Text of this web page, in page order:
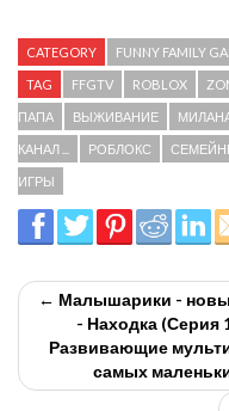
CATEGORY FUNNY FAMILY
TAG FFGTV ROBLOX
ПАПА ВЫЖИВАНИЕ
КАНАЛ ... РОБЛОКС
ИГРЫ
← Малышарики -
- Находка (Серия
Развивающие
самых